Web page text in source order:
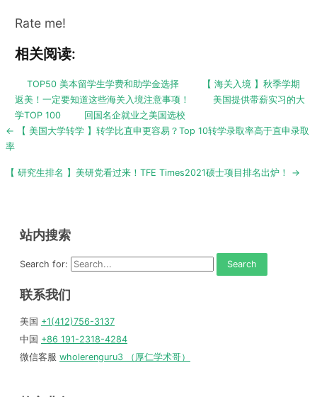
Rate me!
相关阅读:
TOP50 美本留学生学费和助学金选择
【 海关入境 】秋季学期
返美！一定要知道这些海关入境注意事项！
美国提供带薪实习的大
学TOP 100
回国名企就业之美国选校
Post
navigation
← 【 美国大学转学 】转学比直申更容易？Top 10转学录取率高于直申录取
率
【 研究生排名 】美研党看过来！TFE Times2021硕士项目排名出炉！ →
站内搜索
Search for:
联系我们
美国 +1(412)756-3137
中国 +86 191-2318-4284
微信客服 wholerenguru3 （厚仁学术哥）